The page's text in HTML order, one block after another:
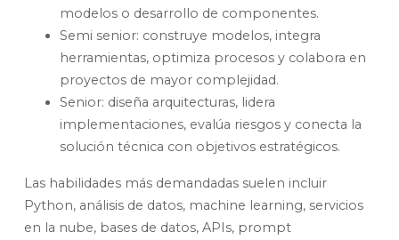
modelos o desarrollo de componentes.
Semi senior: construye modelos, integra
herramientas, optimiza procesos y colabora en
proyectos de mayor complejidad.
Senior: diseña arquitecturas, lidera
implementaciones, evalúa riesgos y conecta la
solución técnica con objetivos estratégicos.
Las habilidades más demandadas suelen incluir
Python, análisis de datos, machine learning, servicios
en la nube, bases de datos, APIs, prompt